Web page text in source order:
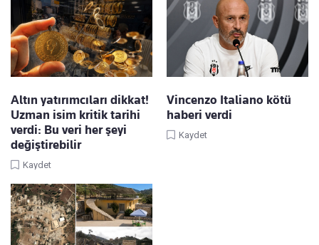
Altın yatırımcıları dikkat!
Uzman isim kritik tarihi
verdi: Bu veri her şeyi
değiştirebilir
Kaydet
Vincenzo Italiano kötü
haberi verdi
Kaydet